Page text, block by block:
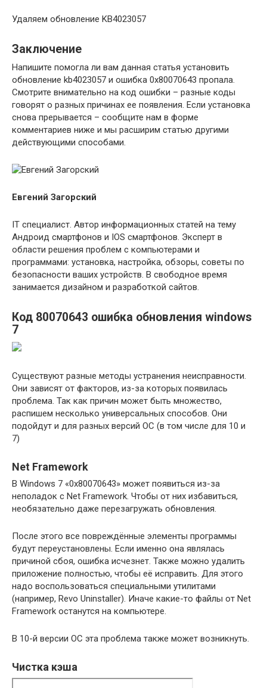
Удаляем обновление KB4023057
Заключение
Напишите помогла ли вам данная статья установить
обновление kb4023057 и ошибка 0x80070643 пропала.
Смотрите внимательно на код ошибки – разные коды
говорят о разных причинах ее появления. Если установка
снова прерывается – сообщите нам в форме
комментариев ниже и мы расширим статью другими
действующими способами.
Евгений Загорский
IT специалист. Автор информационных статей на тему
Андроид смартфонов и IOS смартфонов. Эксперт в
области решения проблем с компьютерами и
программами: установка, настройка, обзоры, советы по
безопасности ваших устройств. В свободное время
занимается дизайном и разработкой сайтов.
Код 80070643 ошибка обновления windows
7
Существуют разные методы устранения неисправности.
Они зависят от факторов, из-за которых появилась
проблема. Так как причин может быть множество,
распишем несколько универсальных способов. Они
подойдут и для разных версий ОС (в том числе для 10 и
7)
Net Framework
В Windows 7 «0x80070643» может появиться из-за
неполадок с Net Framework. Чтобы от них избавиться,
необязательно даже перезагружать обновления.
После этого все повреждённые элементы программы
будут переустановлены. Если именно она являлась
причиной сбоя, ошибка исчезнет. Также можно удалить
приложение полностью, чтобы её исправить. Для этого
надо воспользоваться специальными утилитами
(например, Revo Uninstaller). Иначе какие-то файлы от Net
Framework останутся на компьютере.
В 10-й версии ОС эта проблема также может возникнуть.
Чистка кэша